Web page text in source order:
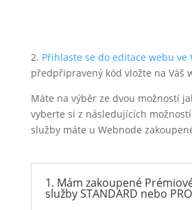
2. Přihlaste se do editace webu ve
předpřipravený kód vložte na Váš
Máte na výběr ze dvou možností
vyberte si z následujících
služby máte u Webnode
1. Mám zakoupené
služby STANDARD nebo